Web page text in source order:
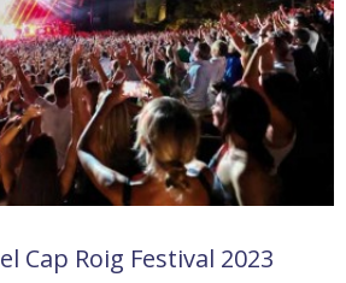
Cap Roig Festival 2023